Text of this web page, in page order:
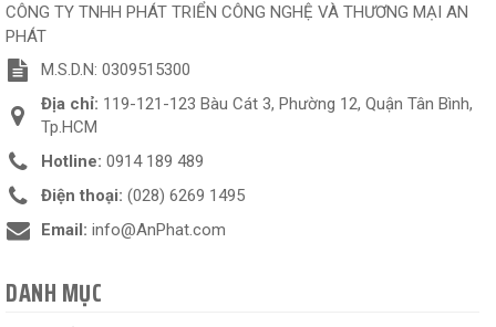
CÔNG TY TNHH PHÁT TRIỂN CÔNG NGHỆ VÀ THƯƠNG MẠI AN
PHÁT
M.S.D.N: 0309515300
Địa chỉ: 119-121-123 Bàu Cát 3, Phường 12, Quận Tân Bình,
Tp.HCM
Hotline: 0914 189 489
Điện thoại: (028) 6269 1495
Email: info@AnPhat.com
DANH MỤC